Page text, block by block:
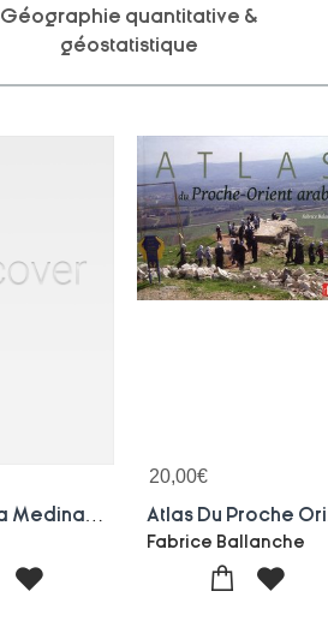
Géographie quantitative &
géostatistique
20,00€
Fabrice Ballanche